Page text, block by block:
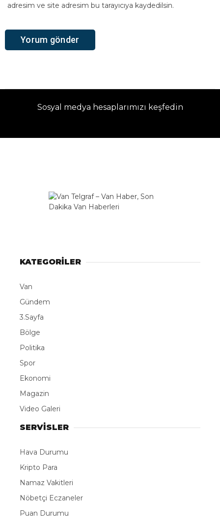
adresim ve site adresim bu tarayıcıya kaydedilsin.
Sosyal medya hesaplarımızı keşfedin
KATEGORİLER
Van
Gündem
3.Sayfa
Bölge
Politika
Spor
Ekonomi
Magazin
Video Galeri
SERVİSLER
Hava Durumu
Kripto Para
Namaz Vakitleri
Nöbetçi Eczaneler
Puan Durumu